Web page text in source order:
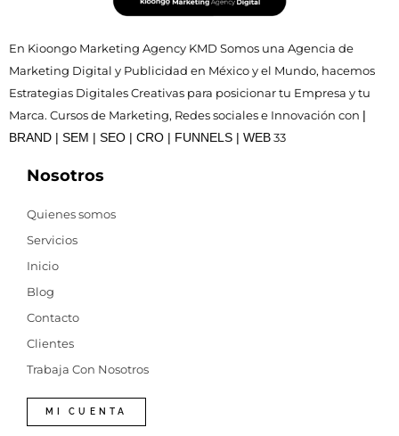
En Kioongo Marketing Agency KMD Somos una Agencia de
Marketing Digital y Publicidad en México y el Mundo, hacemos
Estrategias Digitales Creativas para posicionar tu Empresa y tu
Marca. Cursos de Marketing, Redes sociales e Innovación con |
BRAND | SEM | SEO | CRO | FUNNELS | WEB33
Nosotros
Quienes somos
Servicios
Inicio
Blog
Contacto
Clientes
Trabaja Con Nosotros
MI CUENTA